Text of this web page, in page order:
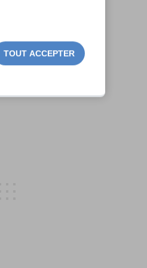
TOUT ACCEPTER